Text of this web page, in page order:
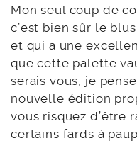
Mon seul coup de
c’est bien sûr le
et qui a une
que cette palette
serais vous, je
nouvelle édition
vous risquez d’être
certains fards à